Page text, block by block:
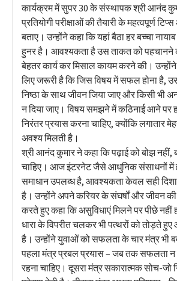
कार्यक्रम में सुपर 30 के संस्थापक श्री आनंद
प्रतियोगी परीक्षाओं की तैयारी के महत्वपूर्ण
बताए। उन्होंने कहा कि यहां बैठा हर बच्चा
हुनर है। आवश्यकता है उस ताकत को पहचानने
बेहतर कार्य कर मिसाल कायम करने की।
लिए जरूरी है कि जिस विषय में सफल होना है,
निष्ठा के साथ जीवन जिया जाए और किसी भी
न दिया जाए। विषय समझने में कठिनाई आने पर
निरंतर प्रयास करना चाहिए, क्योंकि लगातार
अवश्य मिलती है।
श्री आनंद कुमार ने कहा कि पढ़ाई को बोझ नहीं,
चाहिए। आज इंटरनेट जैसे आधुनिक संसाधनों में
समाधान उपलब्ध है, आवश्यकता केवल सही
है। उन्होंने अपने करियर के संघर्षों और जीवन की
करते हुए कहा कि असुविधाएं मिलने पर पीछे नहीं
धारा के विपरीत चलकर भी पत्थरों को तोड़ते
है। उन्होंने युवाओं को सफलता के चार मंत्र भी
पहला मंत्र प्रबल प्रयास – जब तक सफलता न
रहना चाहिए। दूसरा मंत्र सकारात्मक सोच-